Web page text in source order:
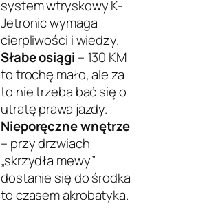
system wtryskowy K-
Jetronic wymaga
cierpliwości i wiedzy.
Słabe osiągi – 130 KM
to trochę mało, ale za
to nie trzeba bać się o
utratę prawa jazdy.
Nieporęczne wnętrze
– przy drzwiach
„skrzydła mewy”
dostanie się do środka
to czasem akrobatyka.